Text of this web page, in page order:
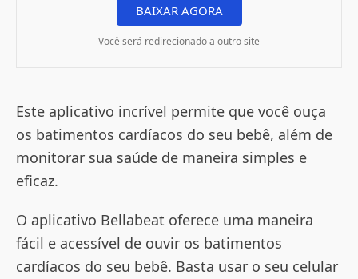
BAIXAR AGORA
Você será redirecionado a outro site
Este aplicativo incrível permite que você ouça
os batimentos cardíacos do seu bebê, além de
monitorar sua saúde de maneira simples e
eficaz.
O aplicativo Bellabeat oferece uma maneira
fácil e acessível de ouvir os batimentos
cardíacos do seu bebê. Basta usar o seu celular